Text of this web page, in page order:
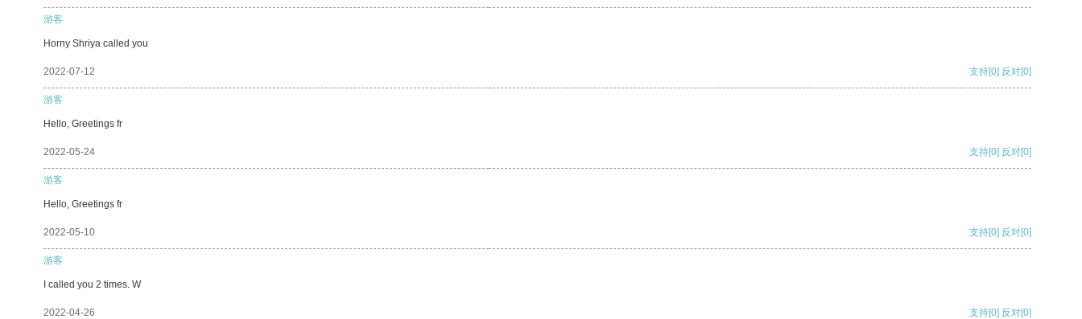
游客
Horny Shriya called you
2022-07-12 支持[0] 反对[0]
游客
Hello, Greetings fr
2022-05-24 支持[0] 反对[0]
游客
Hello, Greetings fr
2022-05-10 支持[0] 反对[0]
游客
I called you 2 times. W
2022-04-26 支持[0] 反对[0]